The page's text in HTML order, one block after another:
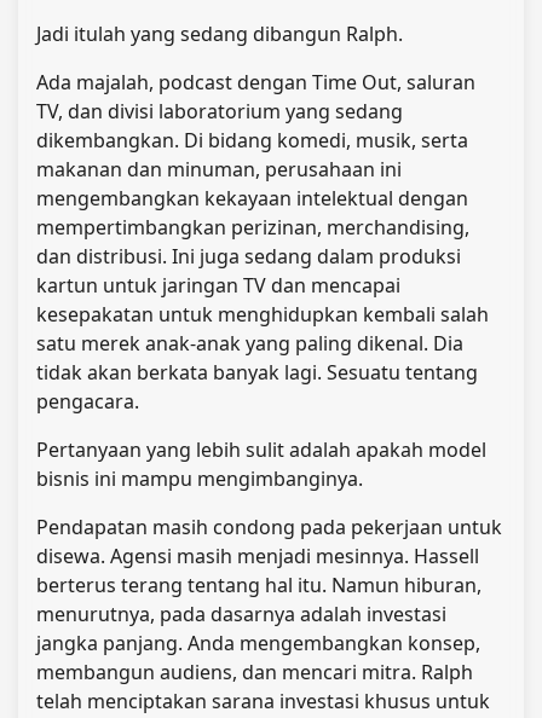
Jadi itulah yang sedang dibangun Ralph.
Ada majalah, podcast dengan Time Out, saluran
TV, dan divisi laboratorium yang sedang
dikembangkan. Di bidang komedi, musik, serta
makanan dan minuman, perusahaan ini
mengembangkan kekayaan intelektual dengan
mempertimbangkan perizinan, merchandising,
dan distribusi. Ini juga sedang dalam produksi
kartun untuk jaringan TV dan mencapai
kesepakatan untuk menghidupkan kembali salah
satu merek anak-anak yang paling dikenal. Dia
tidak akan berkata banyak lagi. Sesuatu tentang
pengacara.
Pertanyaan yang lebih sulit adalah apakah model
bisnis ini mampu mengimbanginya.
Pendapatan masih condong pada pekerjaan untuk
disewa. Agensi masih menjadi mesinnya. Hassell
berterus terang tentang hal itu. Namun hiburan,
menurutnya, pada dasarnya adalah investasi
jangka panjang. Anda mengembangkan konsep,
membangun audiens, dan mencari mitra. Ralph
telah menciptakan sarana investasi khusus untuk